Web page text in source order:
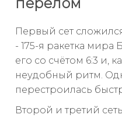
Первый сет
- 175-я ракетка мира
его со счётом 6:3 и,
неудобный ритм.
перестроилась
Второй и третий